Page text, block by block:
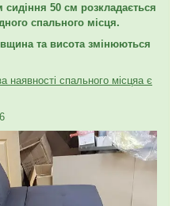
сидіння 50 см розкладається
спального місця.
та висота змінюються
наявності спального місцяа є